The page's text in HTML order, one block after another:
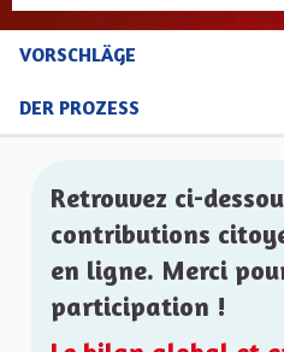
VORSCHLÄGE
DER PROZESS
Retrouvez ci-
contributions
en ligne. Merci
participation !